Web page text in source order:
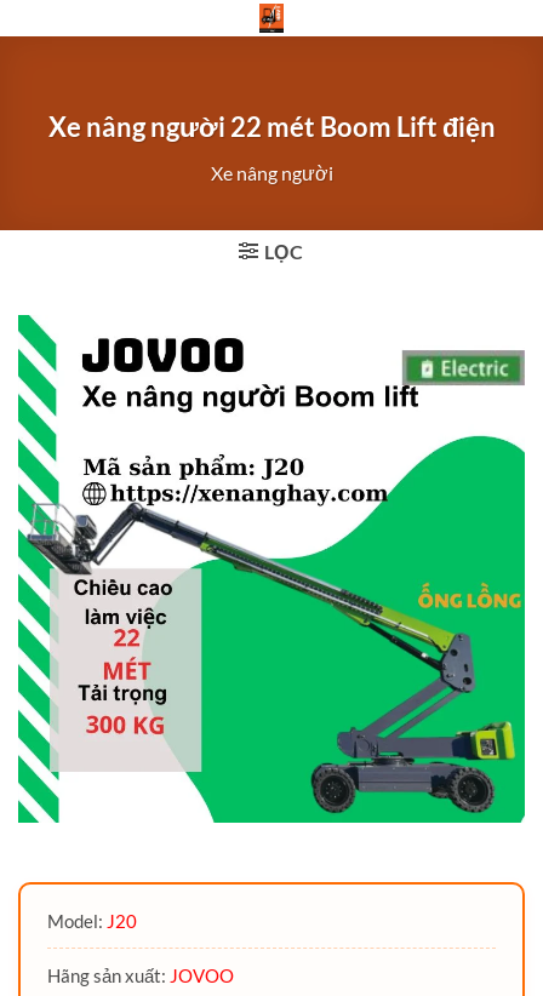
qua
Xe nâng người 22 mét Boom Lift điện
Xe nâng người
LỌC
Model: J20
Hãng sản xuất: JOVOO